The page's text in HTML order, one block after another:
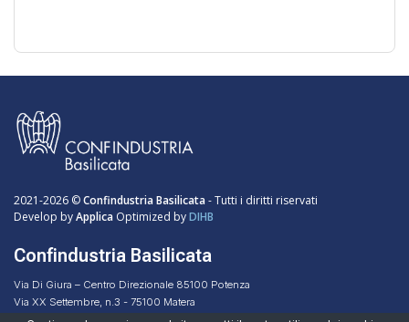
2021-2026 ©Confindustria Basilicata- Tutti i diritti riservati
Develop byApplica Optimized byDIHB
Confindustria Basilicata
Via Di Giura – Centro Direzionale 85100 Potenza
Via XX Settembre, n.3 - 75100 Matera